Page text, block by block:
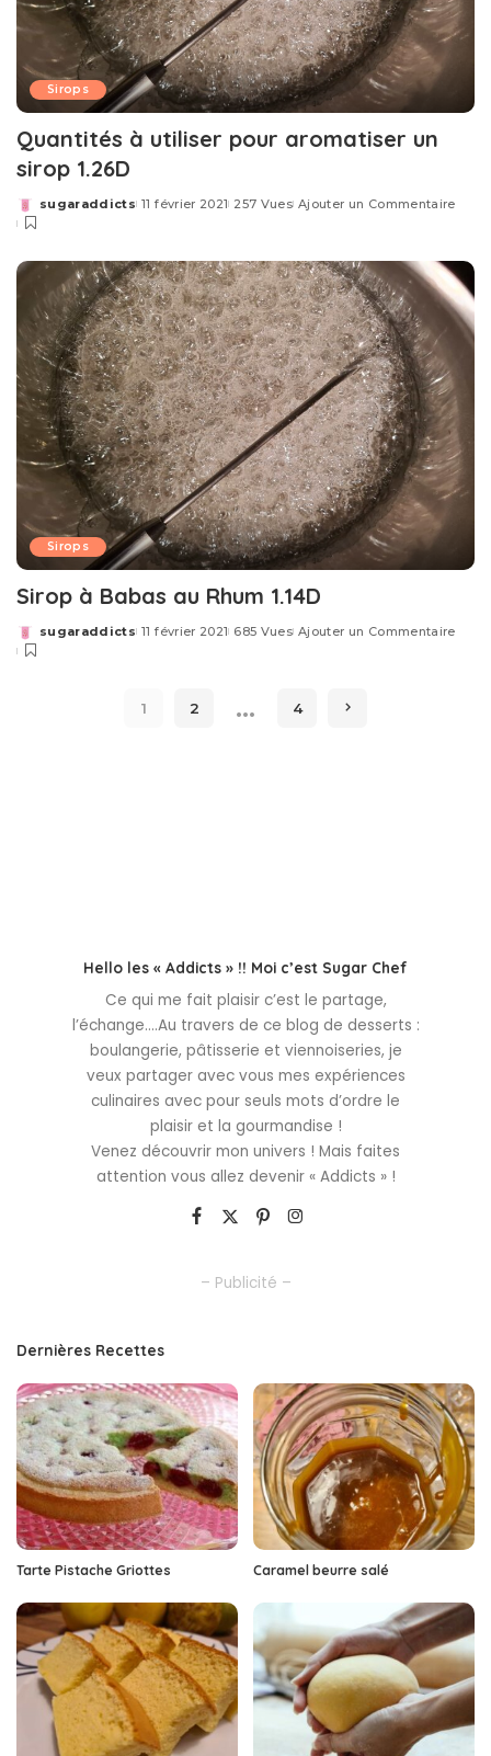
Sirops
Quantités à utiliser pour aromatiser un
sirop 1.26D
Posted
by
sugaraddicts 11 février 2021 257 Vues Ajouter un Commentaire
Sirops
Sirop à Babas au Rhum 1.14D
Posted
by
sugaraddicts 11 février 2021 685 Vues Ajouter un Commentaire
1 2 … 4
Hello les « Addicts » !! Moi c’est Sugar Chef
Ce qui me fait plaisir c’est le partage,
l’échange….Au travers de ce blog de desserts :
boulangerie, pâtisserie et viennoiseries, je
veux partager avec vous mes expériences
culinaires avec pour seuls mots d’ordre le
plaisir et la gourmandise !
Venez découvrir mon univers ! Mais faites
attention vous allez devenir « Addicts » !
– Publicité –
Dernières Recettes
Tarte Pistache Griottes Caramel beurre salé